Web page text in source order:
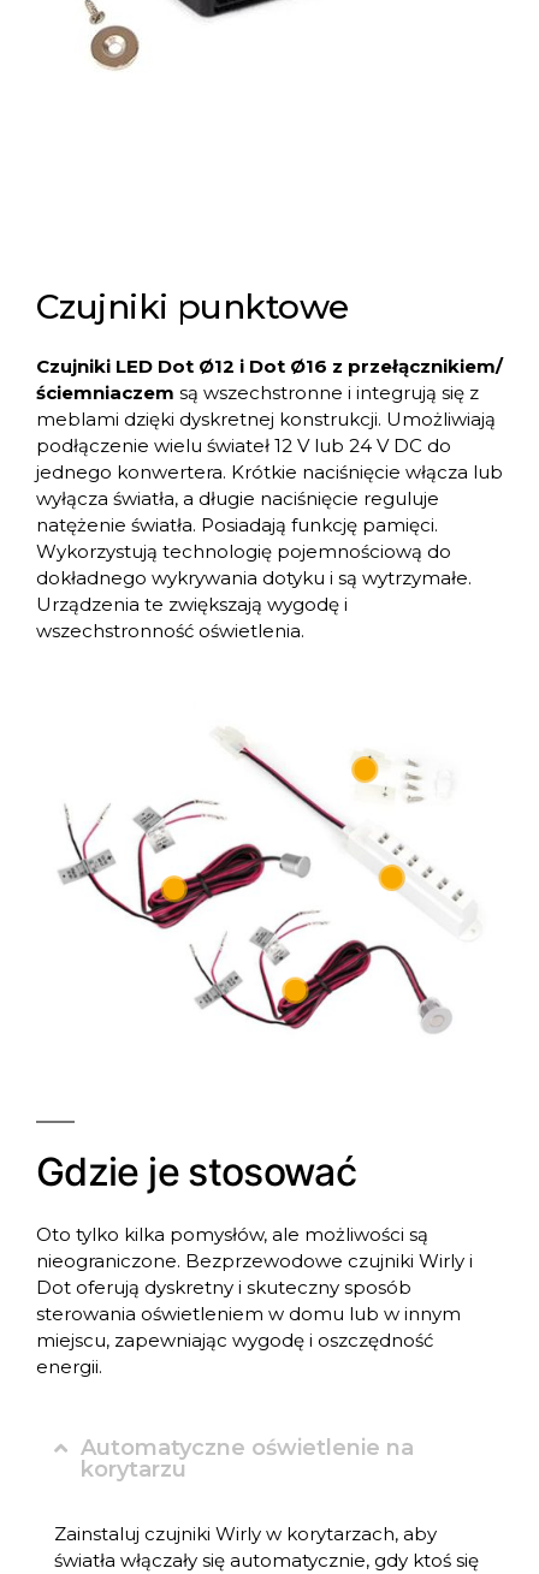
Czujniki punktowe
Czujniki LED Dot Ø12 i Dot Ø16 z przełącznikiem/
ściemniaczem są wszechstronne i integrują się z
meblami dzięki dyskretnej konstrukcji. Umożliwiają
podłączenie wielu świateł 12 V lub 24 V DC do
jednego konwertera. Krótkie naciśnięcie włącza lub
wyłącza światła, a długie naciśnięcie reguluje
natężenie światła. Posiadają funkcję pamięci.
Wykorzystują technologię pojemnościową do
dokładnego wykrywania dotyku i są wytrzymałe.
Urządzenia te zwiększają wygodę i
wszechstronność oświetlenia.
Gdzie je stosować
Oto tylko kilka pomysłów, ale możliwości są
nieograniczone. Bezprzewodowe czujniki Wirly i
Dot oferują dyskretny i skuteczny sposób
sterowania oświetleniem w domu lub w innym
miejscu, zapewniając wygodę i oszczędność
energii.
Automatyczne oświetlenie na
korytarzu
Zainstaluj czujniki Wirly w korytarzach, aby
światła włączały się automatycznie, gdy ktoś się